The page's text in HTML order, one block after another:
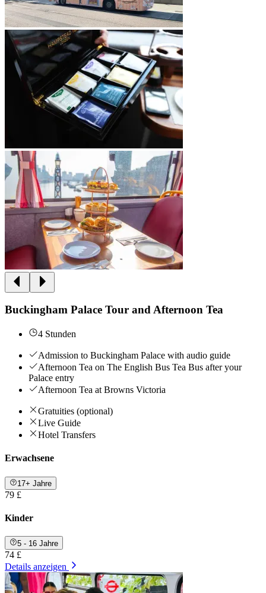
Buckingham Palace Tour and Afternoon Tea
4 Stunden
Admission to Buckingham Palace with audio guide
Afternoon Tea on The English Bus Tea Bus after your
Palace entry
Afternoon Tea at Browns Victoria
Gratuities (optional)
Live Guide
Hotel Transfers
Erwachsene
17+ Jahre
79 £
Kinder
5 - 16 Jahre
74 £
Details anzeigen